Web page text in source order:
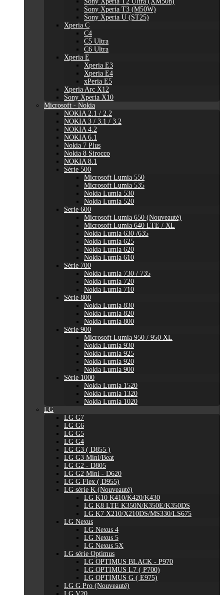
Sony Xperia T3 (M50W)
Sony Xperia U (ST25)
Xperia C
C4
C5 Ultra
C6 Ultra
Xperia E
Xperia E3
Xperia E4
xPeria E5
Xperia Arc X12
Sony Xperia X10
Microsoft - Nokia
NOKIA 2.1 / 2.2
NOKIA 3 / 3.1 / 3.2
NOKIA 4.2
NOKIA 6.1
Nokia 7 Plus
Nokia 8 Sirocco
NOKIA 8.1
Série 500
Microsoft Lumia 550
Microsoft Lumia 535
Nokia Lumia 530
Nokia Lumia 520
Serie 600
Microsoft Lumia 650 (Nouveauté)
Microsoft Lumia 640 LTE / XL
Nokia Lumia 630 /635
Nokia Lumia 625
Nokia Lumia 620
Nokia Lumia 610
Série 700
Nokia Lumia 730 / 735
Nokia Lumia 720
Nokia Lumia 710
Série 800
Nokia Lumia 830
Nokia Lumia 820
Nokia Lumia 800
Série 900
Microsoft Lumia 950 / 950 XL
Nokia Lumia 930
Nokia Lumia 925
Nokia Lumia 920
Nokia Lumia 900
Série 1000
Nokia Lumia 1520
Nokia Lumia 1320
Nokia Lumia 1020
LG
LG G7
LG G6
LG G5
LG G4
LG G3 ( D855 )
LG G3 Mini/Beat
LG G2 - D805
LG G2 Mini - D620
LG G Flex ( D955)
LG série K (Nouveauté)
LG K10 K410/K420/K430
LG K8 LTE K350N/K350E/K350DS
LG K7 X210/X210DS/MS330/LS675
LG Nexus
LG Nexus 4
LG Nexus 5
LG Nexus 5X
LG série Optimus
LG OPTIMUS BLACK - P970
LG OPTIMUS L7 ( P700)
LG OPTIMUS G ( E975)
LG G Pro (Nouveauté)